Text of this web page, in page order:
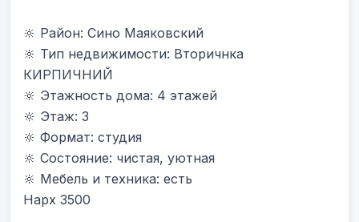
🔆 Район: Сино Маяковский
🔆 Тип недвижимости: Вторичнка
КИРПИЧНИЙ
🔆 Этажность дома: 4 этажей
🔆 Этаж: 3
🔆 Формат: студия
🔆 Состояние: чистая, уютная
🔆 Мебель и техника: есть
Нарх 3500